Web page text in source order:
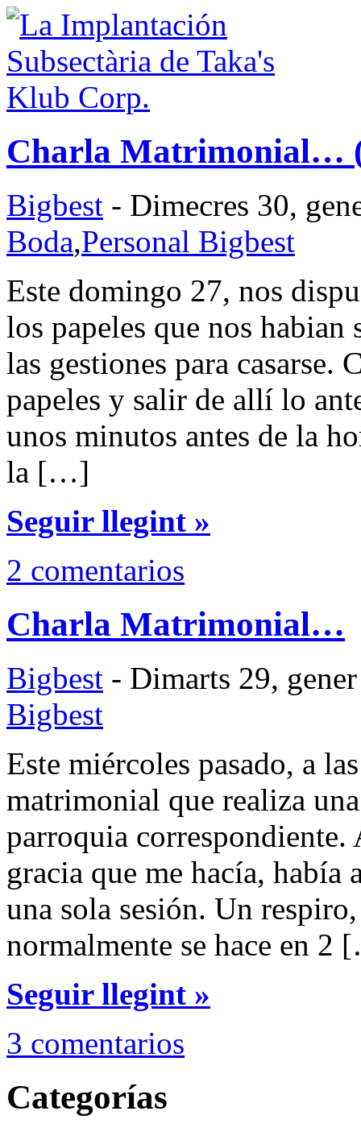
Charla Matrimonial…
Bigbest - Dimecres 30,
Boda,Personal Bigbest
Este domingo 27, nos
los papeles que nos
las gestiones para casarse.
papeles y salir de allí lo
unos minutos antes de la
la […]
Seguir llegint »
2 comentarios
Charla Matrimonial…
Bigbest - Dimarts 29,
Bigbest
Este miércoles pasado, a
matrimonial que realiza
parroquia
gracia que me hacía, había
una sola sesión. Un
normalmente se hace en 2
Seguir llegint »
3 comentarios
Categorías